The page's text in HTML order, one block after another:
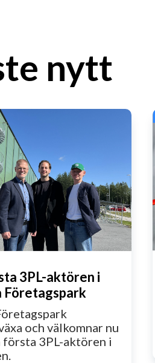
nytt
3PL-aktören i
Företagspark
och välkomnar nu
första 3PL-aktören i